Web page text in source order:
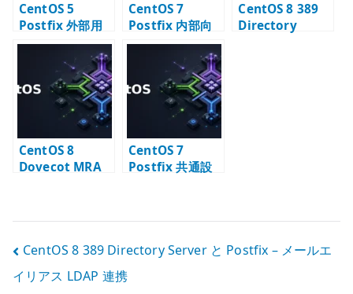
CentOS 5
Postfix 外部用
メールサーバー
構築 – インター
ネット配送の基
本
CentOS 7
Postfix 内部向
け SMTP サーバ
ー構築 – relay
と配送設計
CentOS 8 389
Directory
CentOS 8
Dovecot MRA
CentOS 7
Postfix 共通設
投
稿
CentOS 8 389 Directory Server と Postfix – メールエ
イリアス LDAP 連携